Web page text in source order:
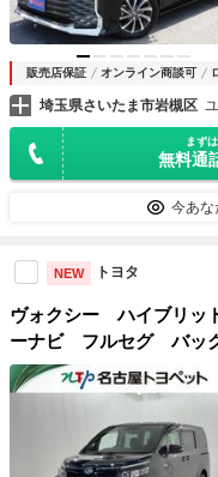
販売店保証 オンライン商談可
埼玉県さいたま市岩槻区
まず
無料通
今あな
NEW トヨタ
ヴォクシー ハイブリッ
ーナビ フルセグ バ
ミュージックプレイヤ
オートクルーズコント